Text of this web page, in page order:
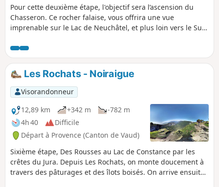
Pour cette deuxième étape, l'objectif sera l’ascension du
Chasseron. Ce rocher falaise, vous offrira une vue
imprenable sur le Lac de Neuchâtel, et plus loin vers le Sud
nombreux sommets alpins au loin, se dégageant de
l'horizon.
Les Rochats - Noiraigue
Visorandonneur
12,89 km
+342 m
-782 m
4h 40
Difficile
Départ à Provence (Canton de Vaud)
Sixième étape, Des Rousses au Lac de Constance par les
crêtes du Jura. Depuis Les Rochats, on monte doucement à
travers des pâturages et des îlots boisés. On arrive ensuite